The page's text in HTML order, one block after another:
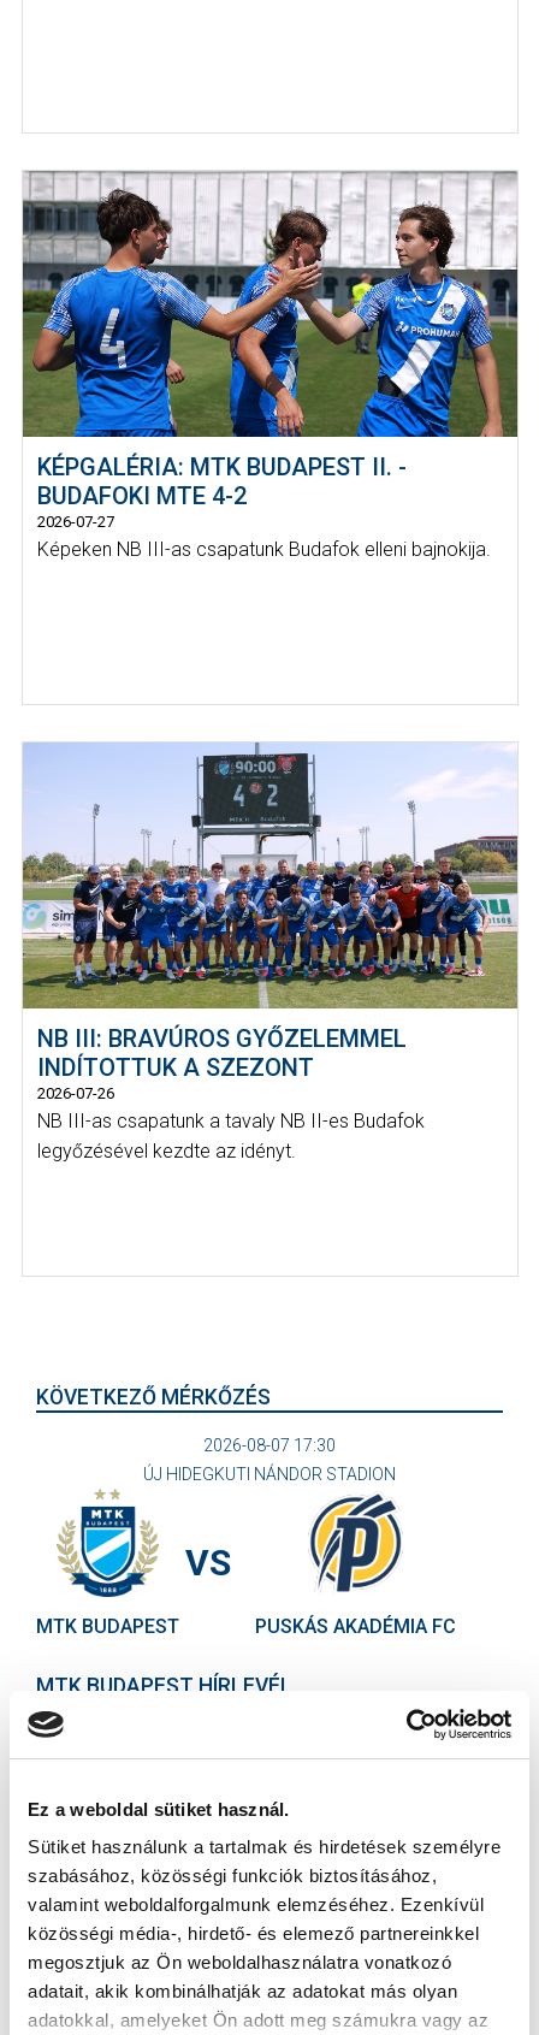
Ez a weboldal sütiket használ.
Sütiket használunk a tartalmak és hirdetések személyre
szabásához, közösségi funkciók biztosításához,
valamint weboldalforgalmunk elemzéséhez. Ezenkívül
közösségi média-, hirdető- és elemező partnereinkkel
megosztjuk az Ön weboldalhasználatra vonatkozó
adatait, akik kombinálhatják az adatokat más olyan
adatokkal, amelyeket Ön adott meg számukra vagy az
KÉPGALÉRIA: MTK BUDAPEST II. -
BUDAFOKI MTE 4-2
2026-07-27
Képeken NB III-as csapatunk Budafok elleni bajnokija.
NB III: BRAVÚROS GYŐZELEMMEL
INDÍTOTTUK A SZEZONT
2026-07-26
NB III-as csapatunk a tavaly NB II-es Budafok
legyőzésével kezdte az idényt.
KÖVETKEZŐ MÉRKŐZÉS
2026-08-07 17:30
ÚJ HIDEGKUTI NÁNDOR STADION
MTK BUDAPEST
VS
PUSKÁS AKADÉMIA FC
MTK BUDAPEST HÍRLEVÉL
Ne maradjon le egy eseményről sem! Iratkozzon fel ingyenes
Elfogadom azAdatvédelmi tájékoztatót!
FELIRATKOZOM